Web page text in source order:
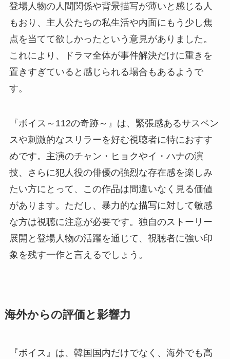
登場人物の人間関係や背景描写が薄いと感じる人
もおり、主人公たちの私生活や内面にもう少し焦
点を当てて欲しかったという意見がありました。
これにより、ドラマ全体が事件解決だけに重きを
置きすぎていると感じられる場合もあるようで
す。
『ボイス～112の奇跡～』は、緊張感あるサスペン
スや刺激的なスリラーを好む視聴者に特におすす
めです。主演のチャン・ヒョクやイ・ハナの演
技、さらに犯人役の俳優の強烈な存在感を楽しみ
たい方にとって、この作品は間違いなく見る価値
があります。ただし、暴力的な描写に対して敏感
な方は視聴に注意が必要です。独自のストーリー
展開と登場人物の活躍を通じて、視聴者に強い印
象を残す一作と言えるでしょう。
海外からの評価と影響力
『ボイス』は、韓国国内だけでなく、海外でも高